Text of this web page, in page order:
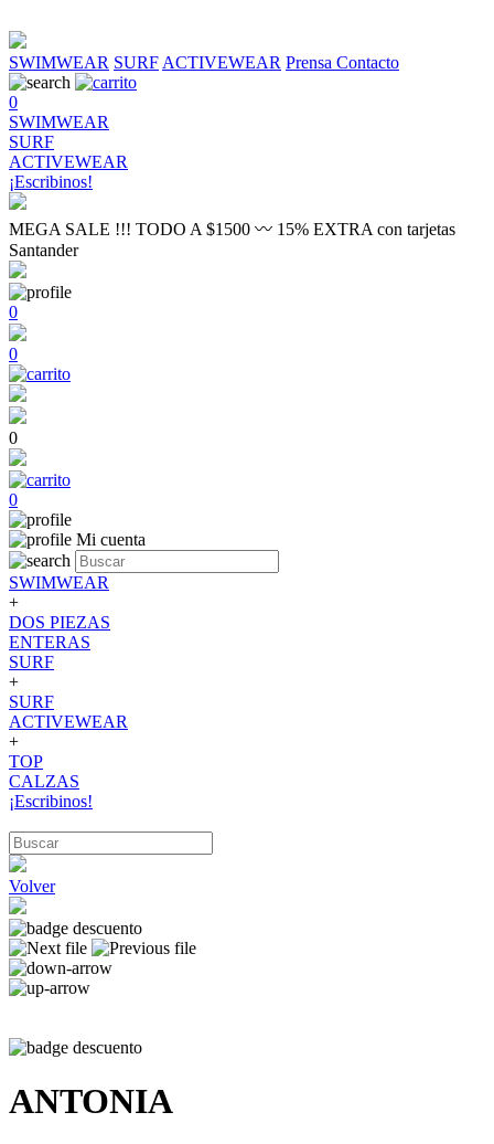
SWIMWEAR SURF ACTIVEWEAR Prensa Contacto
0
SWIMWEAR
SURF
ACTIVEWEAR
¡Escribinos!
MEGA SALE !!! TODO A $1500 〰 15% EXTRA con tarjetas
Santander
0
0
0
0
Mi cuenta
SWIMWEAR
+
DOS PIEZAS
ENTERAS
SURF
+
SURF
ACTIVEWEAR
+
TOP
CALZAS
¡Escribinos!
Volver
ANTONIA